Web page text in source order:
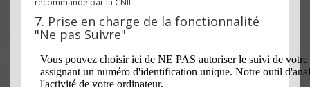
recommandé par la CNIL.
7. Prise en charge de la fonctionnalité
"Ne pas Suivre"